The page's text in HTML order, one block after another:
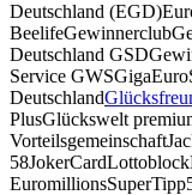
Deutschland (EGD)
BeelifeGewinnerclub
Deutschland GSD
Service GWS
Deutschland
PlusGlückswelt
Vorteilsgemeinschaft
58JokerCardLottoblock
Euromillions